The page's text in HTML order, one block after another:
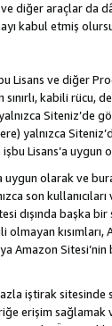
diğer araçlar da
kabul etmiş
Lisans ve diğer
sınırlı, kabili
Siteniz’de
yalnızca
işbu Lisans’a
olarak ve
son
dışında başka
Amazon
iştirak
erişim sağlamak